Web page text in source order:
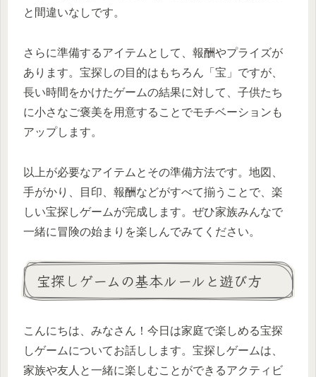
と間違いなしです。
さらに準備するアイテムとして、報酬やプライズが
あります。宝探しの目的はもちろん「宝」ですが、
長い時間をかけたゲームの結果に対して、子供たち
に小さなご褒美を用意することでモチベーションも
アップします。
以上が必要なアイテムとその準備方法です。地図、
手がかり、目印、報酬などがすべて揃うことで、楽
しい宝探しゲームが完成します。ぜひ家族みんなで
一緒に冒険の始まりを楽しんでみてください。
宝探しゲームの基本ルールと遊び方
こんにちは、みなさん！今日は家庭で楽しめる宝探
しゲームについてお話しします。宝探しゲームは、
家族や友人と一緒に楽しむことができるアクティビ